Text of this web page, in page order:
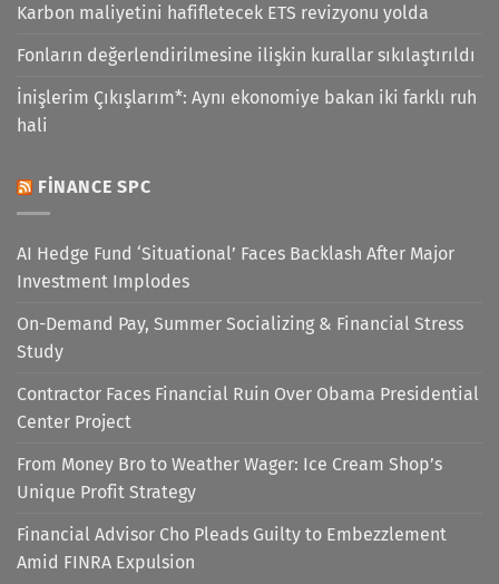
Karbon maliyetini hafifletecek ETS revizyonu yolda
Fonların değerlendirilmesine ilişkin kurallar sıkılaştırıldı
İnişlerim Çıkışlarım*: Aynı ekonomiye bakan iki farklı ruh
hali
FINANCE SPC
AI Hedge Fund ‘Situational’ Faces Backlash After Major
Investment Implodes
On-Demand Pay, Summer Socializing & Financial Stress
Study
Contractor Faces Financial Ruin Over Obama Presidential
Center Project
From Money Bro to Weather Wager: Ice Cream Shop’s
Unique Profit Strategy
Financial Advisor Cho Pleads Guilty to Embezzlement
Amid FINRA Expulsion